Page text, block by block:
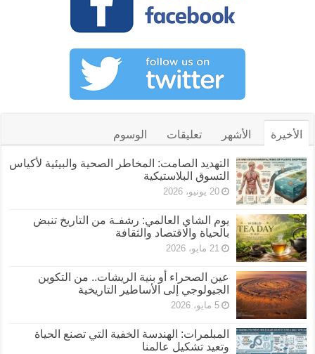
الأخيرة الأشهر تعليقات الوسوم
التهديد الصامت: المخاطر الصحية والبيئية لأكياس
التسوق البلاستيكية
20 يونيو، 2026
يوم الشاي العالمي: رشفـة من التاريخ تنبض
بالحياة والاقتصاد والثقافة
21 مايو، 2026
عين الصحراء أو بنية الريشات.. من التكوين
الجيولوجي إلى الأساطير التاريخية
5 مايو، 2026
المبلمرات: الهندسة الخفية التي تصنع الحياة
وتعيد تشكيل عالمنا